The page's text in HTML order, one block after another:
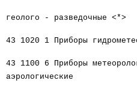
геолого - разведочные <*>
43 1020 1 Приборы
43 1100 6 Приборы
аэрологические